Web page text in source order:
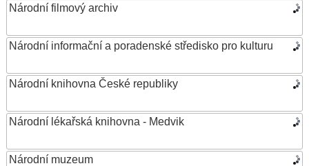
Národní filmový archiv
Národní informační a poradenské středisko pro kulturu
Národní knihovna České republiky
Národní lékařská knihovna - Medvik
Národní muzeum